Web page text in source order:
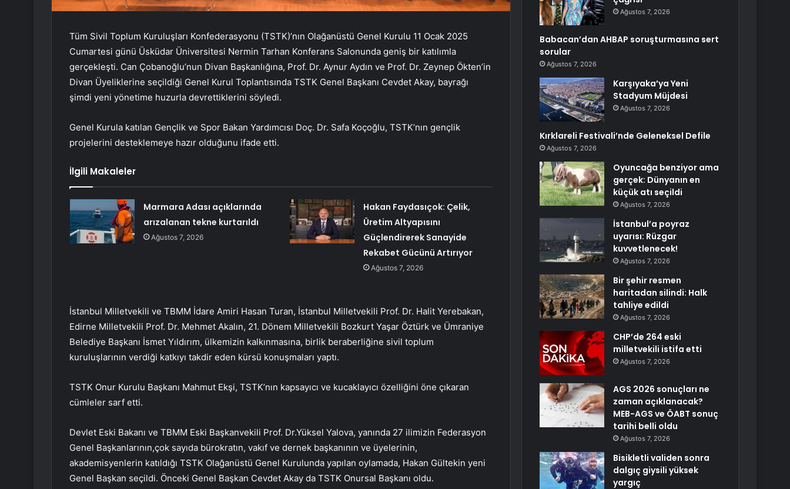
Tüm Sivil Toplum Kuruluşları Konfederasyonu (TSTK)’nın Olağanüstü Genel Kurulu 11 Ocak 2025
Cumartesi günü Üsküdar Üniversitesi Nermin Tarhan Konferans Salonunda geniş bir katılımla
gerçekleşti. Can Çobanoğlu’nun Divan Başkanlığına, Prof. Dr. Aynur Aydın ve Prof. Dr. Zeynep Ökten’in
Divan Üyeliklerine seçildiği Genel Kurul Toplantısında TSTK Genel Başkanı Cevdet Akay, bayrağı
şimdi yeni yönetime huzurla devrettiklerini söyledi.
Genel Kurula katılan Gençlik ve Spor Bakan Yardımcısı Doç. Dr. Safa Koçoğlu, TSTK’nın gençlik
projelerini desteklemeye hazır olduğunu ifade etti.
İlgili Makaleler
Marmara Adası açıklarında
arızalanan tekne kurtarıldı
Ağustos 7, 2026
Hakan Faydasıçok: Çelik,
Üretim Altyapısını
Güçlendirerek Sanayide
Rekabet Gücünü Artırıyor
Ağustos 7, 2026
İstanbul Milletvekili ve TBMM İdare Amiri Hasan Turan, İstanbul Milletvekili Prof. Dr. Halit Yerebakan,
Edirne Milletvekili Prof. Dr. Mehmet Akalın, 21. Dönem Milletvekili Bozkurt Yaşar Öztürk ve Ümraniye
Belediye Başkanı İsmet Yıldırım, ülkemizin kalkınmasına, birlik beraberliğine sivil toplum
kuruluşlarının verdiği katkıyı takdir eden kürsü konuşmaları yaptı.
TSTK Onur Kurulu Başkanı Mahmut Ekşi, TSTK’nın kapsayıcı ve kucaklayıcı özelliğini öne çıkaran
cümleler sarf etti.
Devlet Eski Bakanı ve TBMM Eski Başkanvekili Prof. Dr.Yüksel Yalova, yanında 27 ilimizin Federasyon
Genel Başkanlarının,çok sayıda bürokratın, vakıf ve dernek başkanının ve üyelerinin,
akademisyenlerin katıldığı TSTK Olağanüstü Genel Kurulunda yapılan oylamada, Hakan Gültekin yeni
Genel Başkan seçildi. Önceki Genel Başkan Cevdet Akay da TSTK Onursal Başkanı oldu.
Ağustos 7, 2026
Babacan’dan AHBAP soruşturmasına sert
sorular
Ağustos 7, 2026
Karşıyaka’ya Yeni
Stadyum Müjdesi
Ağustos 7, 2026
Kırklareli Festivali’nde Geleneksel Defile
Ağustos 7, 2026
Oyuncağa benziyor ama
gerçek: Dünyanın en
küçük atı seçildi
Ağustos 7, 2026
İstanbul’a poyraz
uyarısı: Rüzgar
kuvvetlenecek!
Ağustos 7, 2026
Bir şehir resmen
haritadan silindi: Halk
tahliye edildi
Ağustos 7, 2026
CHP’de 264 eski
milletvekili istifa etti
Ağustos 7, 2026
AGS 2026 sonuçları ne
zaman açıklanacak?
MEB-AGS ve ÖABT sonuç
tarihi belli oldu
Ağustos 7, 2026
Bisikletli validen sonra
dalgıç giysili yüksek
yargıç